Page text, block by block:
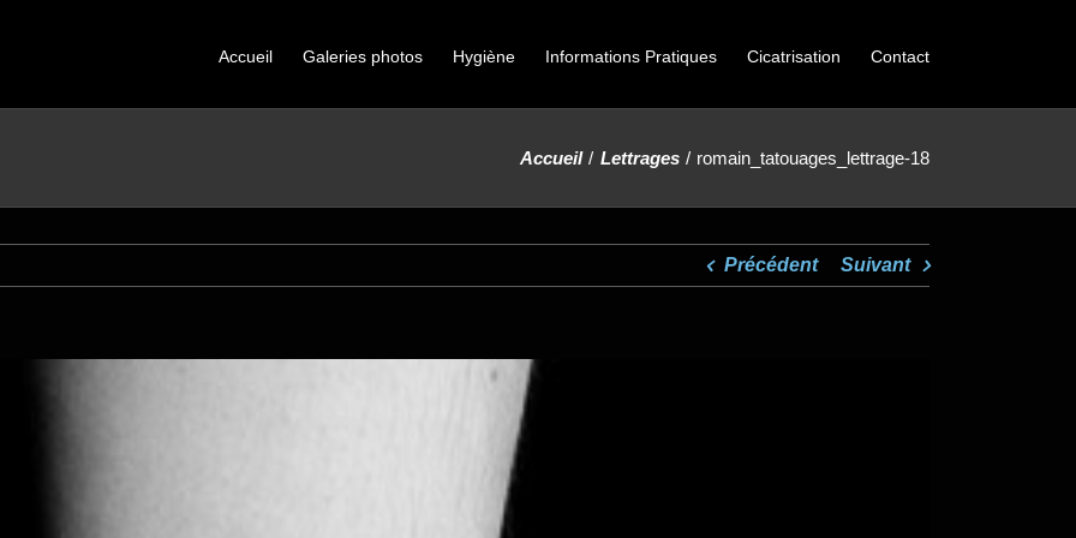
Accueil Galeries photos Hygiène Informations Pratiques Cicatrisation Contact
Accueil Lettrages romain_tatouages_lettrage-18
Précédent Suivant